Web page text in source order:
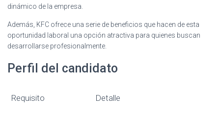
dinámico de la empresa.
Además, KFC ofrece una serie de beneficios que hacen de esta
oportunidad laboral una opción atractiva para quienes buscan
desarrollarse profesionalmente.
Perfil del candidato
Requisito Detalle